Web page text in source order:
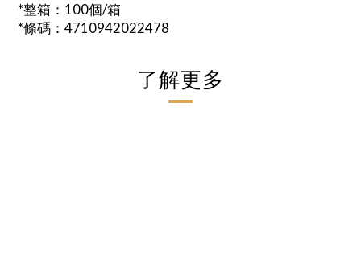
*整箱：100個/箱
*條碼：4710942022478
了解更多